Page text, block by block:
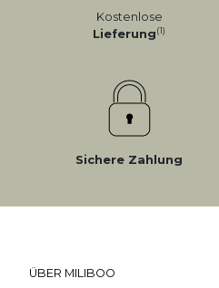
Kostenlose
Lieferung(1)
Sichere Zahlung
ÜBER MILIBOO